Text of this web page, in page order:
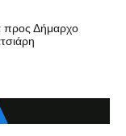
προς Δήμαρχο